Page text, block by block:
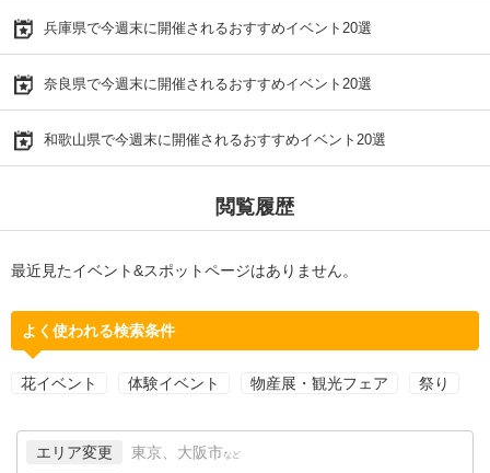
兵庫県で今週末に開催されるおすすめイベント20選
奈良県で今週末に開催されるおすすめイベント20選
和歌山県で今週末に開催されるおすすめイベント20選
閲覧履歴
最近見たイベント&スポットページはありません。
よく使われる検索条件
花イベント 体験イベント 物産展・観光フェア 祭り
エリア変更 東京、大阪市 など